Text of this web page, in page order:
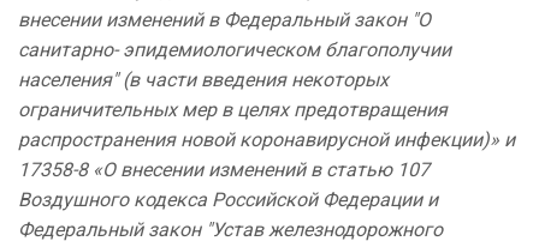
внесении изменений в Федеральный закон "О
санитарно- эпидемиологическом благополучии
населения" (в части введения некоторых
ограничительных мер в целях предотвращения
распространения новой коронавирусной инфекции)» и
17358-8 «О внесении изменений в статью 107
Воздушного кодекса Российской Федерации и
Федеральный закон "Устав железнодорожного